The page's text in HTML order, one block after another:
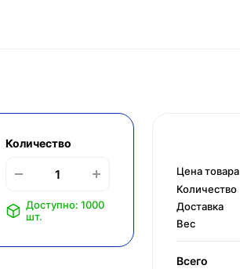
Количество
Доступно: 1000
шт.
Цена товара
Количество
Доставка
Вес
Всего